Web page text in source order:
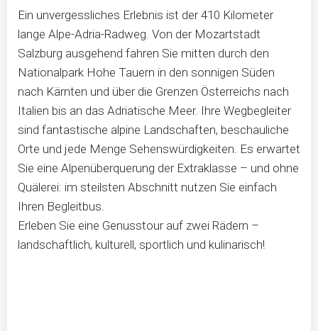
Ein unvergessliches Erlebnis ist der 410 Kilometer
lange Alpe-Adria-Radweg. Von der Mozartstadt
Salzburg ausgehend fahren Sie mitten durch den
Nationalpark Hohe Tauern in den sonnigen Süden
nach Kärnten und über die Grenzen Österreichs nach
Italien bis an das Adriatische Meer. Ihre Wegbegleiter
sind fantastische alpine Landschaften, beschauliche
Orte und jede Menge Sehenswürdigkeiten. Es erwartet
Sie eine Alpenüberquerung der Extraklasse – und ohne
Quälerei: im steilsten Abschnitt nutzen Sie einfach
Ihren Begleitbus.
Erleben Sie eine Genusstour auf zwei Rädern –
landschaftlich, kulturell, sportlich und kulinarisch!